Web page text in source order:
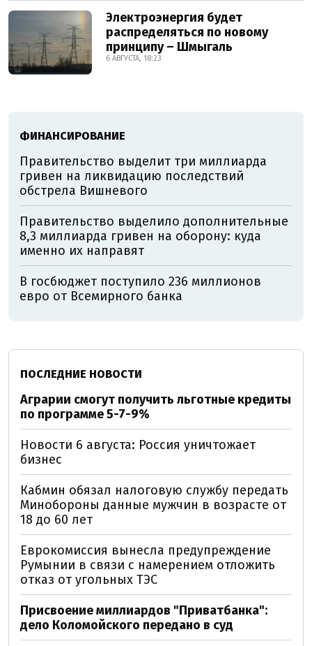
Электроэнергия будет
распределяться по новому
принципу – Шмыгаль
6 АВГУСТА, 18:23
ФИНАНСИРОВАНИЕ
Правительство выделит три миллиарда
гривен на ликвидацию последствий
обстрела Вишневого
Правительство выделило дополнительные
8,3 миллиарда гривен на оборону: куда
именно их направят
В госбюджет поступило 236 миллионов
евро от Всемирного банка
ПОСЛЕДНИЕ НОВОСТИ
Аграрии смогут получить льготные кредиты
по программе 5-7-9%
Новости 6 августа: Россия уничтожает
бизнес
Кабмин обязал налоговую службу передать
Минобороны данные мужчин в возрасте от
18 до 60 лет
Еврокомиссия вынесла предупреждение
Румынии в связи с намерением отложить
отказ от угольных ТЭС
Присвоение миллиардов "Приватбанка":
дело Коломойского передано в суд